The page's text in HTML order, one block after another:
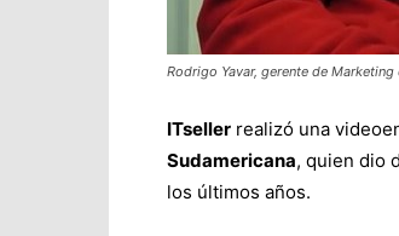
Rodrigo Yavar, gerente de Marketing
ITseller realizó una
Sudamericana, quien dio
los últimos años.